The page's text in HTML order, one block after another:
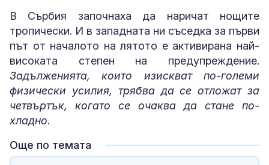
В Сърбия започнаха да наричат нощите
тропически. И в западната ни съседка за първи
път от началото на лятото е активирана най-
високата степен на предупреждение.
Задълженията, които изискват по-големи
физически усилия, трябва да се отложат за
четвъртък, когато се очаква да стане по-
хладно.
Още по темата